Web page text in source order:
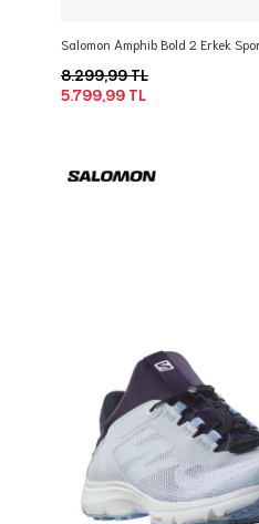
Salomon Amphib Bold 2 Erkek
5.799,99 TL
8.299,99 TL